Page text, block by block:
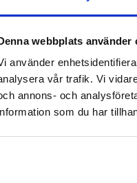
webbplats använder
använder
vår trafik. Vi
annons- och
som du har
Ditt namn